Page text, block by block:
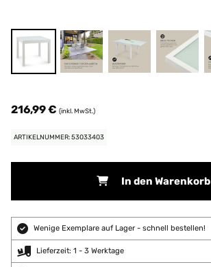
216,99 € (inkl. MwSt.)
ARTIKELNUMMER: 53033403
In den Warenkorb
Wenige Exemplare auf Lager - schnell bestellen!
Lieferzeit: 1 - 3 Werktage